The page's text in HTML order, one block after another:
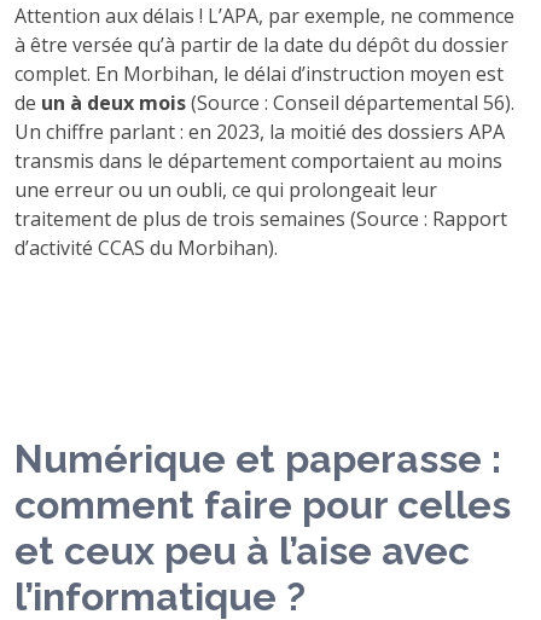
Attention aux délais ! L’APA, par exemple, ne commence
à être versée qu’à partir de la date du dépôt du dossier
complet. En Morbihan, le délai d’instruction moyen est
de un à deux mois(Source : Conseil départemental 56).
Un chiffre parlant : en 2023, la moitié des dossiers APA
transmis dans le département comportaient au moins
une erreur ou un oubli, ce qui prolongeait leur
traitement de plus de trois semaines (Source : Rapport
d’activité CCAS du Morbihan).
Numérique et paperasse :
comment faire pour celles
et ceux peu à l’aise avec
l’informatique ?